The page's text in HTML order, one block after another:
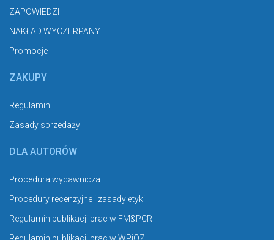
ZAPOWIEDZI
NAKŁAD WYCZERPANY
Promocje
ZAKUPY
Regulamin
Zasady sprzedaży
DLA AUTORÓW
Procedura wydawnicza
Procedury recenzyjne i zasady etyki
Regulamin publikacji prac w FM&PCR